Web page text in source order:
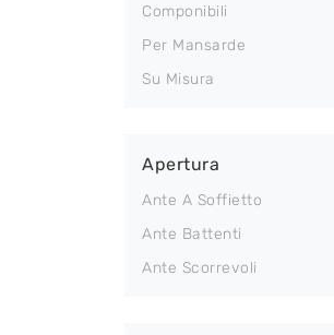
Componibili
Per Mansarde
Su Misura
Apertura
Ante A Soffietto
Ante Battenti
Ante Scorrevoli